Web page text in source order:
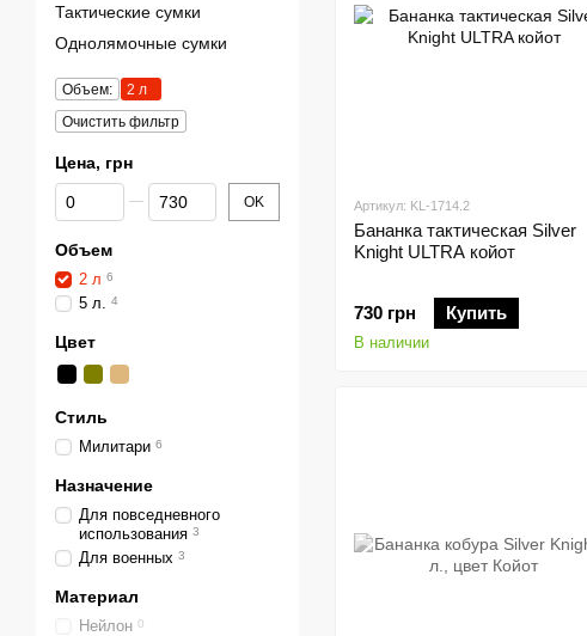
Артикул: KL-1714.2
Бананка тактическая Silver
Knight ULTRA койот
730 грн Купить
В наличии
Тактические сумки
Однолямочные сумки
Объем:
2 л
Очистить фильтр
Цена, грн
От Цена, грн
До Цена, грн OK
Объем
2 л 6
5 л. 4
Цвет
Стиль
Милитари 6
Назначение
Для повседневного
использования 3
Для военных 3
Материал
Нейлон 0